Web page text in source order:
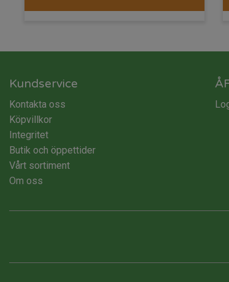
Kundservice
Kontakta oss
Köpvillkor
Integritet
Butik och öppettider
Vårt sortiment
Om oss